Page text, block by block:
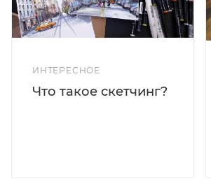
ИНТЕРЕСНОЕ
Что такое скетчинг?